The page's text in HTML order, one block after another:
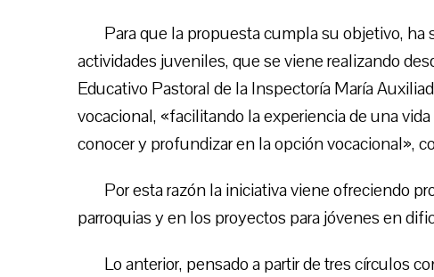
Para que la propuesta cumpla su objetivo, ha
actividades juveniles, que se viene realizando
Educativo Pastoral de la Inspectoría María
vocacional, «facilitando la experiencia de una
conocer y profundizar en la opción vocacional»,
Por esta razón la iniciativa viene ofreciendo
parroquias y en los proyectos para jóvenes en
Lo anterior, pensado a partir de tres círculos